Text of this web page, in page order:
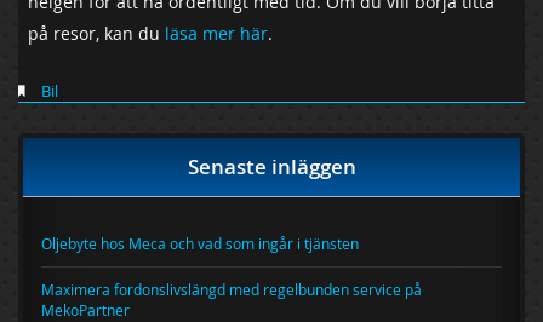
på resor, kan du läsa mer här.
Bil
Senaste inläggen
Oljebyte hos Meca och vad som ingår i tjänsten
Maximera fordonslivslängd med regelbunden service på
MekoPartner